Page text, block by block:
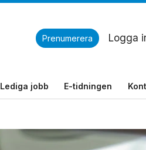
Prenumerera Logga
Lediga jobb E-tidningen